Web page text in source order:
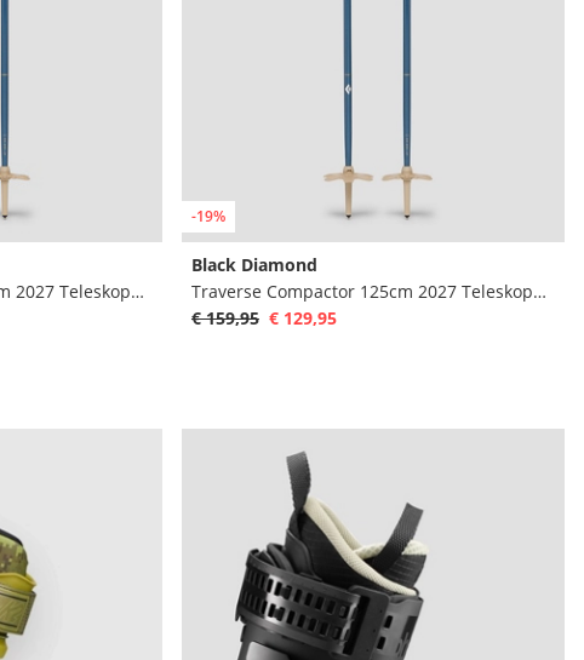
Traverse Compactor 135cm 2027 Teleskopstöcke
-19%
Black Diamond
Traverse Compactor 125cm 2027 Teleskopstöcke
€ 159,95 € 129,95